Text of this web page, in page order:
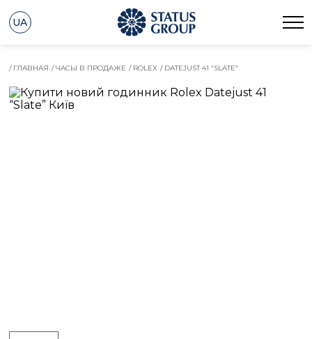
UA
/ ГЛАВНАЯ / ЧАСЫ В ПРОДАЖЕ / ROLEX / DATEJUST 41 “SLATE”